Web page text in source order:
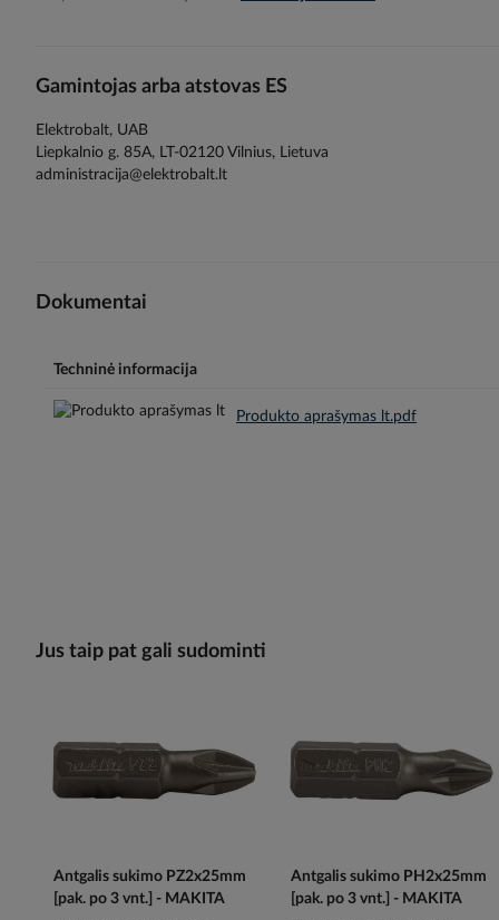
Gamintojas arba atstovas ES
Elektrobalt, UAB
Liepkalnio g. 85A, LT-02120 Vilnius, Lietuva
administracija@elektrobalt.lt
Dokumentai
Techninė informacija
Produkto aprašymas lt.pdf
Jus taip pat gali sudominti
Antgalis sukimo PZ2x25mm
[pak. po 3 vnt.] - MAKITA
Antgalis sukimo PH2x25mm
[pak. po 3 vnt.] - MAKITA